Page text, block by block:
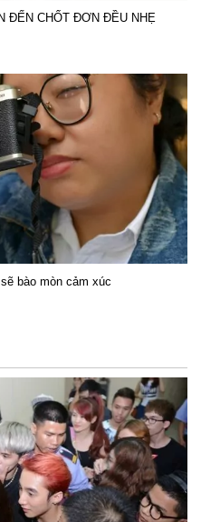
ĐẾN CHỐT ĐƠN ĐỀU NHẸ
bào mòn cảm xúc